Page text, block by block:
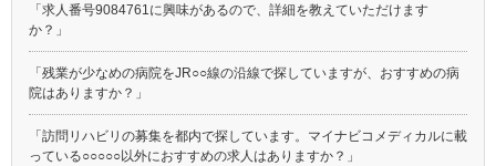
「求人番号9084761に興味があるので、詳細を教えていただけます
か？」
「残業が少なめの病院をJR○○線の沿線で探していますが、おすすめの病
院はありますか？」
「訪問リハビリの募集を都内で探しています。マイナビコメディカルに載
っている○○○○○以外におすすめの求人はありますか？」